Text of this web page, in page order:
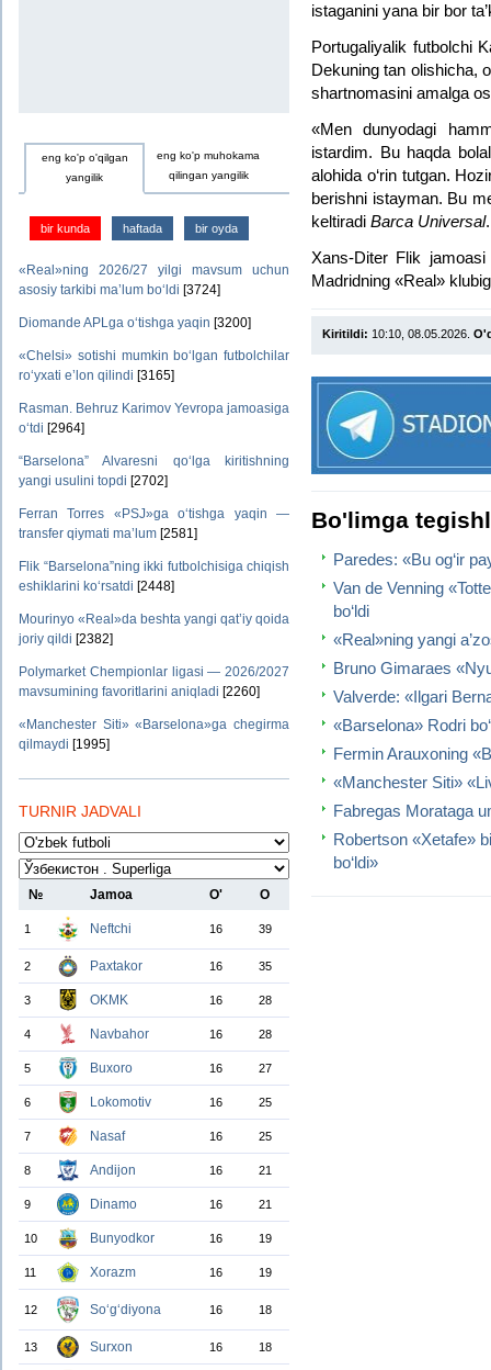
eng ko'p o'qilgan
yangilik
eng ko'p muhokama
qilingan yangilik
bir kunda haftada bir oyda
«Real»ning 2026/27 yilgi mavsum uchun
asosiy tarkibi ma’lum bo‘ldi [3724]
Diomande APLga o‘tishga yaqin [3200]
«Chelsi» sotishi mumkin bo‘lgan futbolchilar
ro‘yxati e’lon qilindi [3165]
Rasman. Behruz Karimov Yevropa jamoasiga
o‘tdi [2964]
“Barselona” Alvaresni qo‘lga kiritishning
yangi usulini topdi [2702]
Ferran Torres «PSJ»ga o‘tishga yaqin —
transfer qiymati ma’lum [2581]
Flik “Barselona”ning ikki futbolchisiga chiqish
eshiklarini ko‘rsatdi [2448]
Mourinyo «Real»da beshta yangi qat’iy qoida
joriy qildi [2382]
Polymarket Chempionlar ligasi — 2026/2027
mavsumining favoritlarini aniqladi [2260]
«Manchester Siti» «Barselona»ga chegirma
qilmaydi [1995]
TURNIR JADVALI
№ Jamoa O' O
1 Neftchi 16 39
2 Paxtakor 16 35
3 OKMK 16 28
4 Navbahor 16 28
5 Buxoro 16 27
6 Lokomotiv 16 25
7 Nasaf 16 25
8 Andijon 16 21
9 Dinamo 16 21
10 Bunyodkor 16 19
11 Xorazm 16 19
12 So‘g‘diyona 16 18
13 Surxon 16 18
istaganini yana bir bor
Portugaliyalik futbolchi
Dekuning tan olishicha,
shartnomasini amalga
«Men dunyodagi
istardim. Bu haqda
alohida o‘rin tutgan.
berishni istayman. Bu
keltiradi Barca Universal.
Xans-Diter Flik
Madridning «Real»
Kiritildi: 10:10, 08.05.2026.
Bo'limga
Paredes: «Bu og‘ir
Van de Venning
bo‘ldi
«Real»ning yangi
Bruno Gimaraes
Valverde: «Ilgari
«Barselona» Rodri
Fermin Arauxoning
«Manchester Siti»
Fabregas Morataga
Robertson «Xetafe»
bo‘ldi»